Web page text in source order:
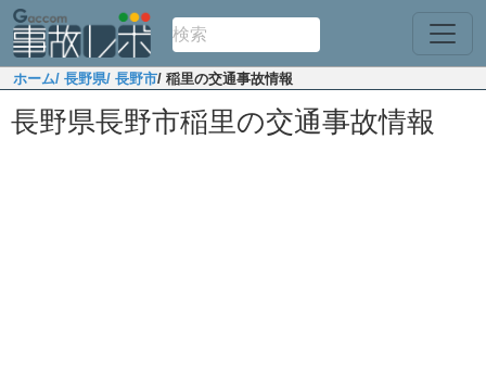
ホーム/ 長野県/ 長野市/ 稲里の交通事故情報
長野県長野市稲里の交通事故情報